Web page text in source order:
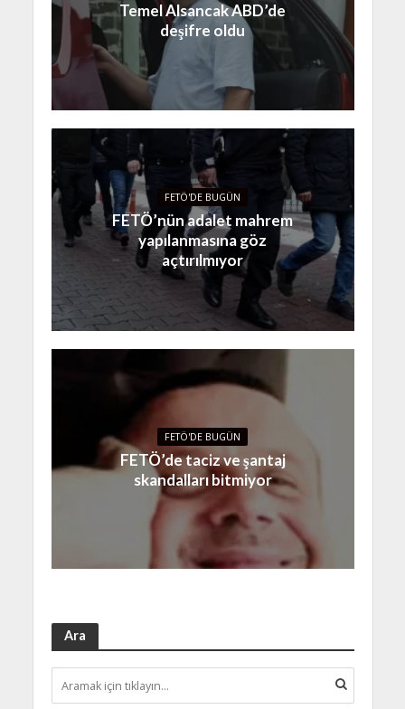
Temel Alsancak ABD’de
deşifre oldu
FETÖ'DE BUGÜN
FETÖ’nün adalet mahrem
yapılanmasına göz
açtırılmıyor
FETÖ'DE BUGÜN
FETÖ’de taciz ve şantaj
skandalları bitmiyor
Ara